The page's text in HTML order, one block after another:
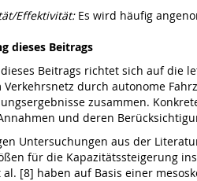
Effektivität:Es wird häufig
dieses Beitrags
dieses Beitrags richtet sich auf die
Verkehrsnetz durch autonome
zusammen.
und deren
Untersuchungen aus der
für die Kapazitätssteigerung
[8] haben auf Basis einer